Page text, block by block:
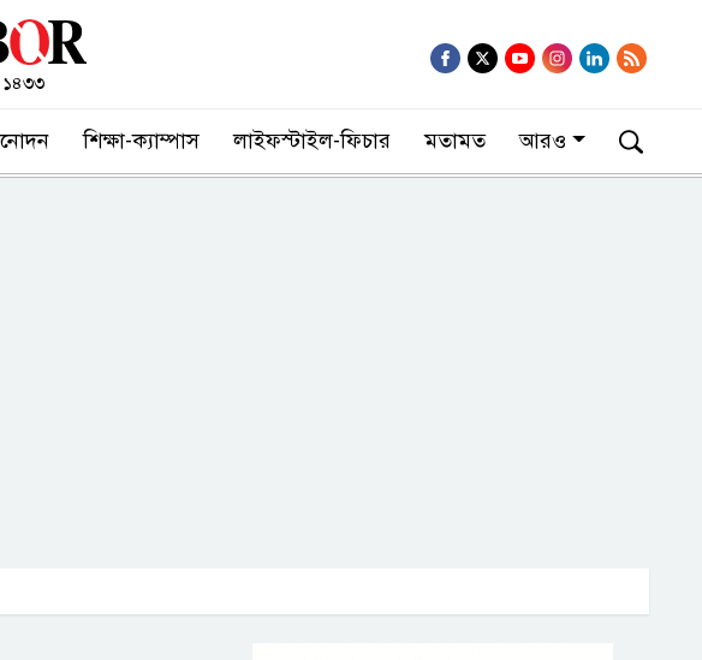
১৪৩৩
শিক্ষা-ক্যাম্পাস লাইফস্টাইল-ফিচার মতামত আরও